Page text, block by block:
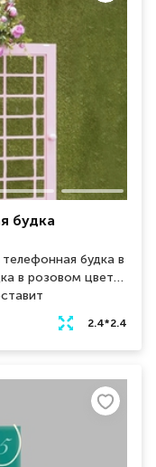
будка
будка в
в розовом цвете
украшенная
элементом,
2.4*2.4